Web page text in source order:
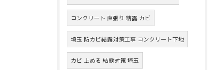
コンクリート 直張り 結露 カビ
埼玉 防カビ結露対策工事 コンクリート下地
カビ 止める 結露対策 埼玉